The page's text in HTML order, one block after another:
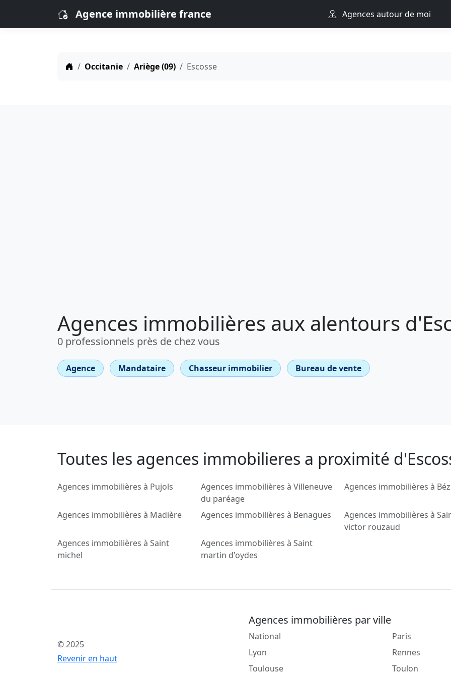
Agence immobilière france Agences autour de moi
Occitanie Ariège (09) Escosse
Agences immobilières aux alentours
0 professionnels près de chez vous
Agence Mandataire Chasseur immobilier Bureau de vente
Toutes les agences immobilieres a proximité
Agences immobilières à Pujols
Agences immobilières à Villeneuve
du paréage
Agences immobilières à
Agences immobilières à Madière
Agences immobilières à Benagues
Agences immobilières à
victor rouzaud
Agences immobilières à Saint
michel
Agences immobilières à Saint
martin d'oydes
© 2025
Revenir en haut
Agences immobilières par ville
National
Lyon
Toulouse
Paris
Rennes
Toulon